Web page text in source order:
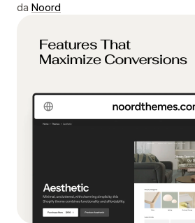
da Noord